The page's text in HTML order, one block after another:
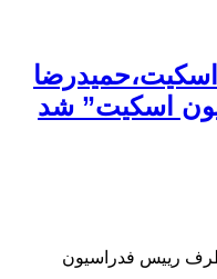
اسکیت” شد
رییس فدراسیون